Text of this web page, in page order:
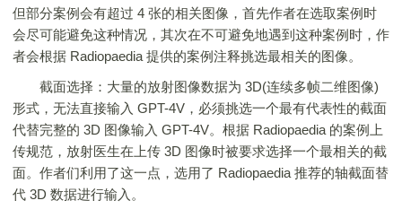
但部分案例会有超过 4 张的相关图像，首先作者在选取案例时
会尽可能避免这种情况，其次在不可避免地遇到这种案例时，作
者会根据 Radiopaedia 提供的案例注释挑选最相关的图像。
截面选择：大量的放射图像数据为 3D(连续多帧二维图像)
形式，无法直接输入 GPT-4V，必须挑选一个最有代表性的截面
代替完整的 3D 图像输入 GPT-4V。根据 Radiopaedia 的案例上
传规范，放射医生在上传 3D 图像时被要求选择一个最相关的截
面。作者们利用了这一点，选用了 Radiopaedia 推荐的轴截面替
代 3D 数据进行输入。